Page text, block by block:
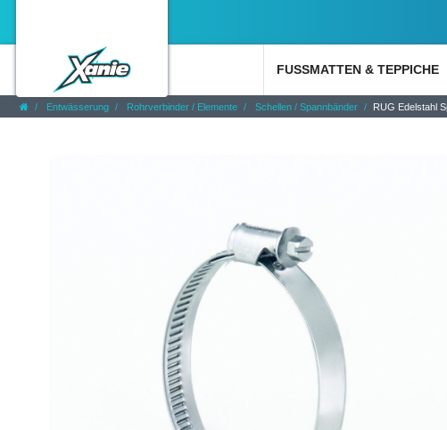
FUSSMATTEN & TEPPICHE
Entwässerung Rohrverbinder / Elemente Schellen / Spannbänder RUG Edelstahl